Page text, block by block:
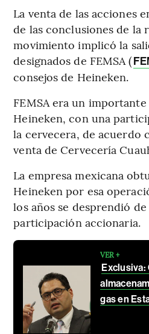
La venta de las acciones
de las conclusiones de la
movimiento implicó la
designados de FEMSA (
consejos de Heineken.
FEMSA era un
Heineken, con una
la cervecera, de acuerdo
venta de Cervecería
La empresa mexicana
Heineken por esa
los años se desprendió
participación accionaria.
VER +
Exclusiva:
gas en